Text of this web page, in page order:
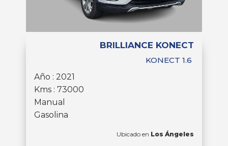
BRILLIANCE KONECT
KONECT 1.6
Año : 2021
Kms : 73000
Manual
Gasolina
Ubicado en Los Ángeles